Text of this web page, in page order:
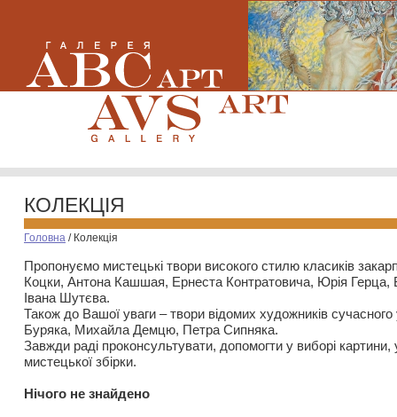
КОЛЕКЦІЯ
Головна / Колекція
Пропонуємо мистецькі твори високого стилю класиків
Коцки, Антона Кашшая, Ернеста Контратовича, Юрія
Івана Шутєва.
Також до Вашої уваги – твори відомих художників
Буряка, Михайла Демцю, Петра Сипняка.
Завжди раді проконсультувати, допомогти у виборі картини,
мистецької збірки.
Нiчого не знайдено